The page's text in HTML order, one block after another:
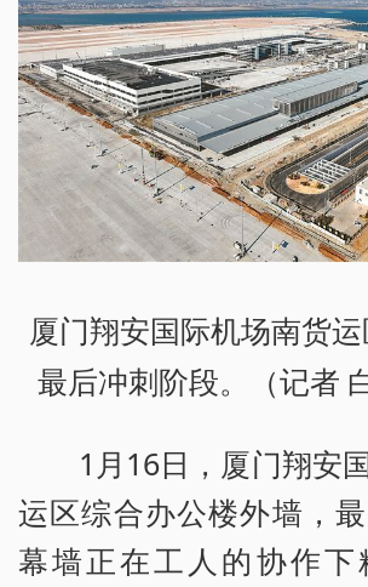
厦门翔安国际机场南货运
最后冲刺阶段。（记者
1月16日，厦门翔安
运区综合办公楼外墙，
幕墙正在工人的协作下